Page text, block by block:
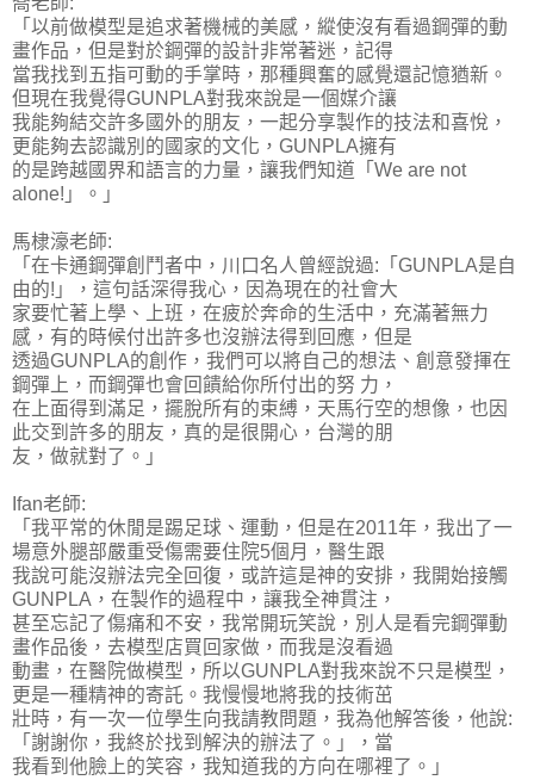
「以前做模型是追求著機械的美感，縱使沒有看過鋼彈的動
畫作品，但是對於鋼彈的設計非常著迷，記得
當我找到五指可動的手掌時，那種興奮的感覺還記憶猶新。
但現在我覺得GUNPLA對我來說是一個媒介讓
我能夠結交許多國外的朋友，一起分享製作的技法和喜悅，
更能夠去認識別的國家的文化，GUNPLA擁有
的是跨越國界和語言的力量，讓我們知道「We are not
alone!」。」
馬棣濠老師:
「在卡通鋼彈創鬥者中，川口名人曾經說過:「GUNPLA是自
由的!」，這句話深得我心，因為現在的社會大
家要忙著上學、上班，在疲於奔命的生活中，充滿著無力
感，有的時候付出許多也沒辦法得到回應，但是
透過GUNPLA的創作，我們可以將自己的想法、創意發揮在
鋼彈上，而鋼彈也會回饋給你所付出的努 力，
在上面得到滿足，擺脫所有的束縛，天馬行空的想像，也因
此交到許多的朋友，真的是很開心，台灣的朋
友，做就對了。」
Ifan老師:
「我平常的休閒是踢足球、運動，但是在2011年，我出了一
場意外腿部嚴重受傷需要住院5個月，醫生跟
我說可能沒辦法完全回復，或許這是神的安排，我開始接觸
GUNPLA，在製作的過程中，讓我全神貫注，
甚至忘記了傷痛和不安，我常開玩笑說，別人是看完鋼彈動
畫作品後，去模型店買回家做，而我是沒看過
動畫，在醫院做模型，所以GUNPLA對我來說不只是模型，
更是一種精神的寄託。我慢慢地將我的技術茁
壯時，有一次一位學生向我請教問題，我為他解答後，他說:
「謝謝你，我終於找到解決的辦法了。」，當
我看到他臉上的笑容，我知道我的方向在哪裡了。」